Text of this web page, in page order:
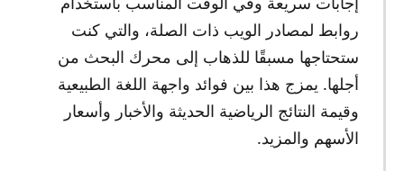
روابط لمصادر الويب ذات الصلة، والتي كنت
ستحتاجها مسبقًا للذهاب إلى محرك البحث من
أجلها. يمزج هذا بين فوائد واجهة اللغة الطبيعية
وقيمة النتائج الرياضية الحديثة والأخبار وأسعار
الأسهم والمزيد.